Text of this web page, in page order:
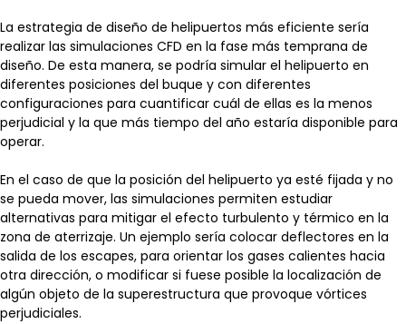
La estrategia de diseño de helipuertos más eficiente sería
realizar las simulaciones CFD en la fase más temprana de
diseño. De esta manera, se podría simular el helipuerto en
diferentes posiciones del buque y con diferentes
configuraciones para cuantificar cuál de ellas es la menos
perjudicial y la que más tiempo del año estaría disponible para
operar.
En el caso de que la posición del helipuerto ya esté fijada y no
se pueda mover, las simulaciones permiten estudiar
alternativas para mitigar el efecto turbulento y térmico en la
zona de aterrizaje. Un ejemplo sería colocar deflectores en la
salida de los escapes, para orientar los gases calientes hacia
otra dirección, o modificar si fuese posible la localización de
algún objeto de la superestructura que provoque vórtices
perjudiciales.